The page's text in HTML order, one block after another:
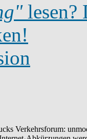
lesen?
Verkehrsforum: